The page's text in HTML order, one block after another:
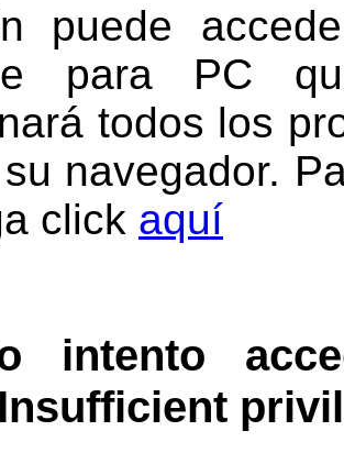
puede
para PC
todos los
navegador.
click aquí
intento